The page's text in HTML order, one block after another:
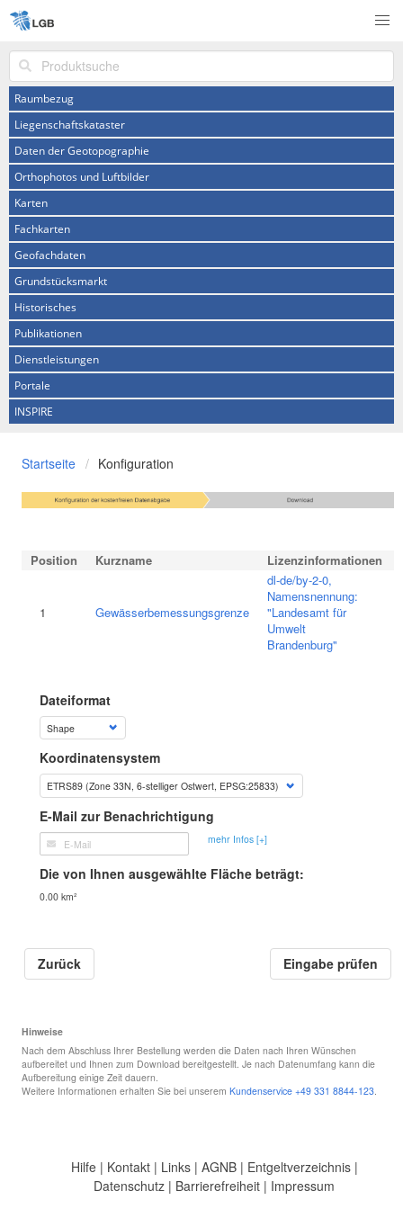
Produktsuche
Raumbezug
Liegenschaftskataster
Daten der Geotopographie
Orthophotos und Luftbilder
Karten
Fachkarten
Geofachdaten
Grundstücksmarkt
Historisches
Publikationen
Dienstleistungen
Portale
INSPIRE
Startseite Konfiguration
Position Kurzname Lizenzinformationen
1 Gewässerbemessungsgrenze
dl-de/by-2-0,
Namensnennung:
"Landesamt für
Umwelt
Brandenburg"
Dateiformat
Koordinatensystem
E-Mail zur Benachrichtigung
mehr Infos [+]
Die von Ihnen ausgewählte Fläche beträgt:
0.00 km²
Zurück
Hinweise
Nach dem Abschluss Ihrer Bestellung werden die Daten nach Ihren Wünschen
aufbereitet und Ihnen zum Download bereitgestellt. Je nach Datenumfang kann die
Aufbereitung einige Zeit dauern.
Weitere Informationen erhalten Sie bei unserem Kundenservice +49 331 8844-123.
Hilfe| Kontakt| Links| AGNB| Entgeltverzeichnis|
Datenschutz | Barrierefreiheit | Impressum